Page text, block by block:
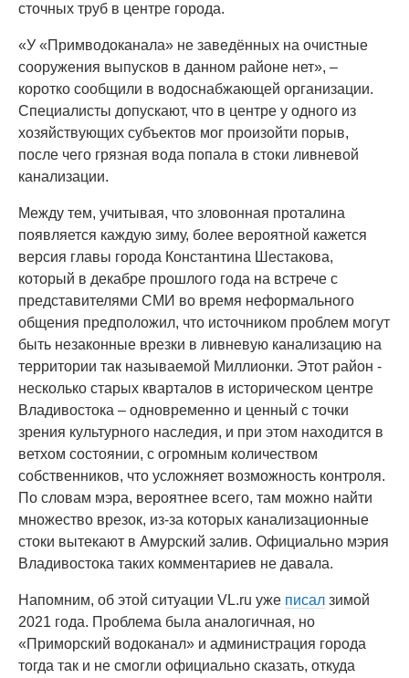
сточных труб в центре города.
«У «Примводоканала» не заведённых на очистные
сооружения выпусков в данном районе нет», –
коротко сообщили в водоснабжающей организации.
Специалисты допускают, что в центре у одного из
хозяйствующих субъектов мог произойти порыв,
после чего грязная вода попала в стоки ливневой
канализации.
Между тем, учитывая, что зловонная проталина
появляется каждую зиму, более вероятной кажется
версия главы города Константина Шестакова,
который в декабре прошлого года на встрече с
представителями СМИ во время неформального
общения предположил, что источником проблем могут
быть незаконные врезки в ливневую канализацию на
территории так называемой Миллионки. Этот район -
несколько старых кварталов в историческом центре
Владивостока – одновременно и ценный с точки
зрения культурного наследия, и при этом находится в
ветхом состоянии, с огромным количеством
собственников, что усложняет возможность контроля.
По словам мэра, вероятнее всего, там можно найти
множество врезок, из-за которых канализационные
стоки вытекают в Амурский залив. Официально мэрия
Владивостока таких комментариев не давала.
Напомним, об этой ситуации VL.ru уже писал зимой
2021 года. Проблема была аналогичная, но
«Приморский водоканал» и администрация города
тогда так и не смогли официально сказать, откуда